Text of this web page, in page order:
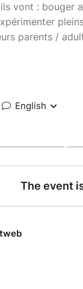
vont : bouger
parents /